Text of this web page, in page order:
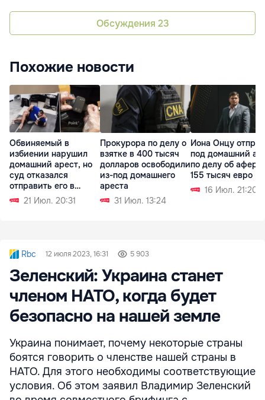
Обсуждения 23
Похожие новости
Обвиняемый в
избиении нарушил
домашний арест, но
суд отказался
отправить его в
СИЗО21 Июл. 20:31
Прокурора по делу о
взятке в 400 тысяч
долларов освободили
из-под домашнего
ареста
31 Июл. 13:24
Иона Онцу
под домашний
по делу об афере
155 тысяч евро
16 Июл. 21:20
Rbc 12 июля 2023, 16:31 5 903
Зеленский: Украина станет
членом НАТО, когда будет
безопасно на нашей земле
Украина понимает, почему некоторые страны
боятся говорить о членстве нашей страны в
НАТО. Для этого необходимы соответствующие
условия. Об этом заявил Владимир Зеленский